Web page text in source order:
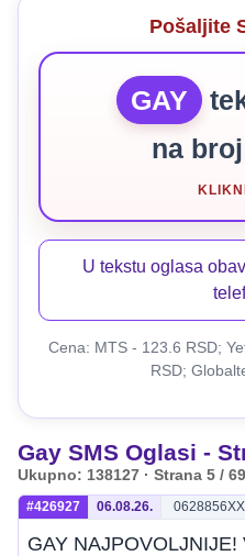
Pošaljite
GAY
na broj
U tekstu oglasa
Cena: MTS - 123.6 RSD;
RSD;
Gay SMS Oglasi -
Ukupno: 138127 · Strana 5 /
#426927 06.08.26.
GAY NAJPOVOLJNIJE!